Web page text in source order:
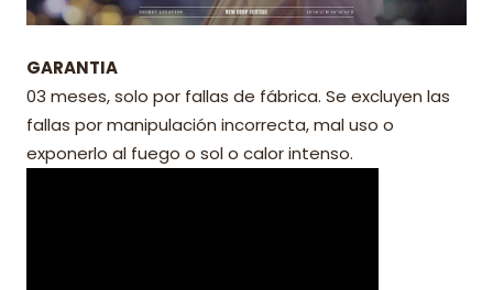
GARANTIA
03 meses, solo por fallas de fábrica. Se excluyen las
fallas por manipulación incorrecta, mal uso o
exponerlo al fuego o sol o calor intenso.